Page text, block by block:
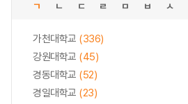
ㄱ ㄴ ㄷ ㄹ ㅁ ㅂ ㅅ
가천대학교 (336)
강원대학교 (45)
경동대학교 (52)
경일대학교 (23)